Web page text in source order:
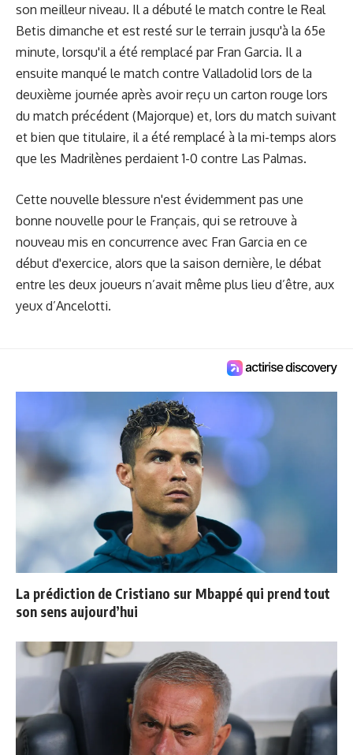
son meilleur niveau. Il a débuté le match contre le Real
Betis dimanche et est resté sur le terrain jusqu'à la 65e
minute, lorsqu'il a été remplacé par Fran Garcia. Il a
ensuite manqué le match contre Valladolid lors de la
deuxième journée après avoir reçu un carton rouge lors
du match précédent (Majorque) et, lors du match suivant
et bien que titulaire, il a été remplacé à la mi-temps alors
que les Madrilènes perdaient 1-0 contre Las Palmas.
Cette nouvelle blessure n'est évidemment pas une
bonne nouvelle pour le Français, qui se retrouve à
nouveau mis en concurrence avec Fran Garcia en ce
début d'exercice, alors que la saison dernière, le débat
entre les deux joueurs n’avait même plus lieu d’être, aux
yeux d’Ancelotti.
La prédiction de Cristiano sur Mbappé qui prend tout
son sens aujourd’hui